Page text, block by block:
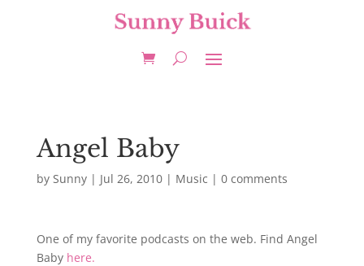
Angel Baby
by Sunny| Jul 26, 2010| Music | 0 comments
One of my favorite podcasts on the web. Find Angel
Baby here.